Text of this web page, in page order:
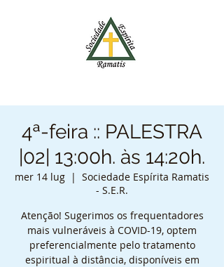
4ª-feira :: PALESTRA
|02| 13:00h. às 14:20h.
mer 14 lug
  |
Sociedade Espírita Ramatis
- S.E.R.
Atenção! Sugerimos os frequentadores
mais vulneráveis à COVID-19, optem
preferencialmente pelo tratamento
espiritual à distância, disponíveis em